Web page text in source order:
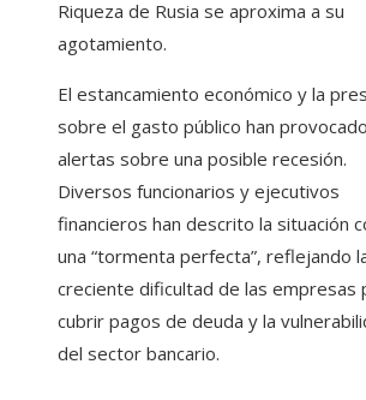
Riqueza de Rusia se aproxima a su
agotamiento.
El estancamiento económico y la
sobre el gasto público han provocado
alertas sobre una posible recesión.
Diversos funcionarios y ejecutivos
financieros han descrito la situación
una “tormenta perfecta”, reflejando
creciente dificultad de las empresas
cubrir pagos de deuda y la
del sector bancario.